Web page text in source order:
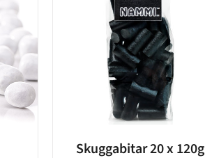
Skuggabitar 20 x 120g